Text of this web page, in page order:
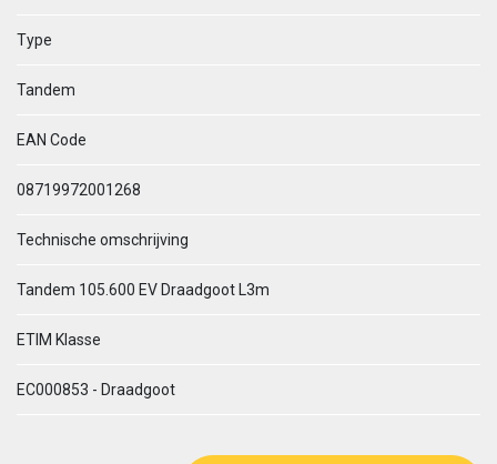
Type
Tandem
EAN Code
08719972001268
Technische omschrijving
Tandem 105.600 EV Draadgoot L3m
ETIM Klasse
EC000853 - Draadgoot